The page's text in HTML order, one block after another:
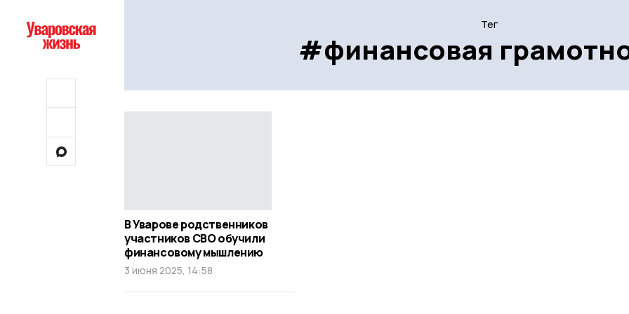
Тег
#финансовая
В Уварове родственников
участников СВО обучили
финансовому мышлению
3 июня 2025, 14:58